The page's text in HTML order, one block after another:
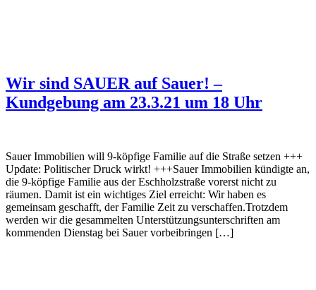
Wir sind SAUER auf Sauer! –
Kundgebung am 23.3.21 um 18 Uhr
Sauer Immobilien will 9-köpfige Familie auf die Straße setzen +++
Update: Politischer Druck wirkt! +++Sauer Immobilien kündigte an,
die 9-köpfige Familie aus der Eschholzstraße vorerst nicht zu
räumen. Damit ist ein wichtiges Ziel erreicht: Wir haben es
gemeinsam geschafft, der Familie Zeit zu verschaffen.Trotzdem
werden wir die gesammelten Unterstützungsunterschriften am
kommenden Dienstag bei Sauer vorbeibringen […]